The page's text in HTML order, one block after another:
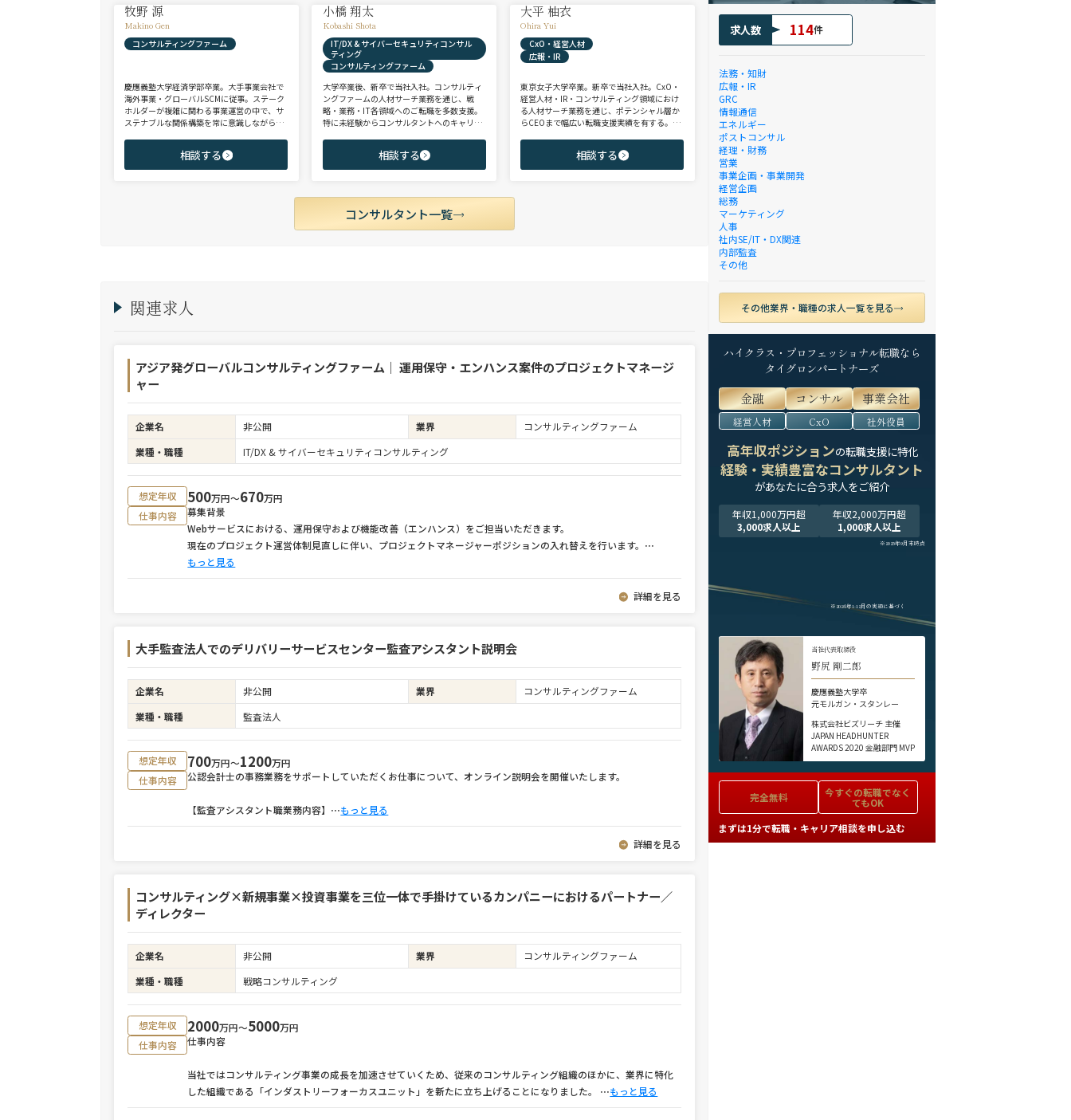
牧野 源
Makino Gen
コンサルティングファーム
慶應義塾大学経済学部卒業。大手事業会社で
海外事業・グローバルSCMに従事。ステーク
ホルダーが複雑に関わる事業運営の中で、サ
ステナブルな関係構築を常に意識しながら意
商社、投資銀行、大手事業会社を始めとする
幅広い領域で、若手～エグゼクティブまでご
相談する
小橋 翔太
Kobashi Shota
IT/DX & サイバーセキュリティコンサル
ティング
コンサルティングファーム
大学卒業後、新卒で当社入社。コンサルティ
ングファームの人材サーチ業務を通じ、戦
略・業務・IT各領域へのご転職を多数支援。
特に未経験からコンサルタントへのキャリア
ご志向と市場動向を踏まえ最適なキャリアを
ご提案させていただきます。
相談する
大平 柚衣
Ohira Yui
CxO・経営人材
広報・IR
東京女子大学卒業。新卒で当社入社。CxO・
経営人材・IR・コンサルティング領域におけ
る人材サーチ業務を通じ、ポテンシャル層か
らCEOまで幅広い転職支援実績を有する。コ
領域を中心に担当。未経験・ポテンシャル層
からミドル・ハイクラス層まで、年代・職階
相談する
コンサルタント一覧
関連求人
アジア発グローバルコンサルティングファーム｜ 運用保守・エンハンス案件のプロジェクトマネージ
ャー
企業名 非公開 業界
コンサルティングファーム
業種・職種
IT/DX & サイバーセキュリティコンサルティング
想定年収 500万円〜670万円
仕事内容
募集背景
Webサービスにおける、運用保守および機能改善（エンハンス）をご担当いただきます。
現在のプロジェクト運営体制見直しに伴い、プロジェクトマネージャーポジションの入れ替えを行います。 ⋯
もっと見る
詳細を見る
大手監査法人でのデリバリーサービスセンター監査アシスタント説明会
企業名 非公開 業界
コンサルティングファーム
業種・職種
監査法人
想定年収 700万円〜1200万円
仕事内容
公認会計士の事務業務をサポートしていただくお仕事について、オンライン説明会を開催いたします。
【監査アシスタント職業務内容】 ⋯もっと見る
詳細を見る
コンサルティング×新規事業×投資事業を三位一体で手掛けているカンパニーにおけるパートナー／
ディレクター
企業名 非公開 業界
コンサルティングファーム
業種・職種
戦略コンサルティング
想定年収 2000万円〜5000万円
仕事内容
仕事内容
当社ではコンサルティング事業の成長を加速させていくため、従来のコンサルティング組織のほかに、業界に特化
した組織である「インダストリーフォーカスユニット」を新たに立ち上げることになりました。 ⋯もっと見る
求人数 114件
法務・知財
広報・IR
GRC
情報通信
エネルギー
ポストコンサル
経理・財務
営業
事業企画・事業開発
経営企画
総務
マーケティング
人事
社内SE/IT・DX関連
内部監査
その他
その他業界・職種の求人一覧を見る
ハイクラス・プロフェッショナル転職なら
タイグロンパートナーズ
金融 コンサル 事業会社
経営人材 CxO 社外役員
高年収ポジションの転職支援に特化
経験・実績豊富なコンサルタント
があなたに合う求人をご紹介
年収1,000万円超
3,000求人以上
年収2,000万円超
1,000求人以上
※2025年9月末時点
※2024年1-12月の実績に基づく
当社代表取締役
野尻 剛二郎
慶應義塾大学卒
元モルガン・スタンレー
株式会社ビズリーチ 主催
JAPAN HEADHUNTER
AWARDS 2020 金融部門 MVP
完全無料 今すぐの転職でなく
てもOK
まずは1分で転職・キャリア相談を申し込む